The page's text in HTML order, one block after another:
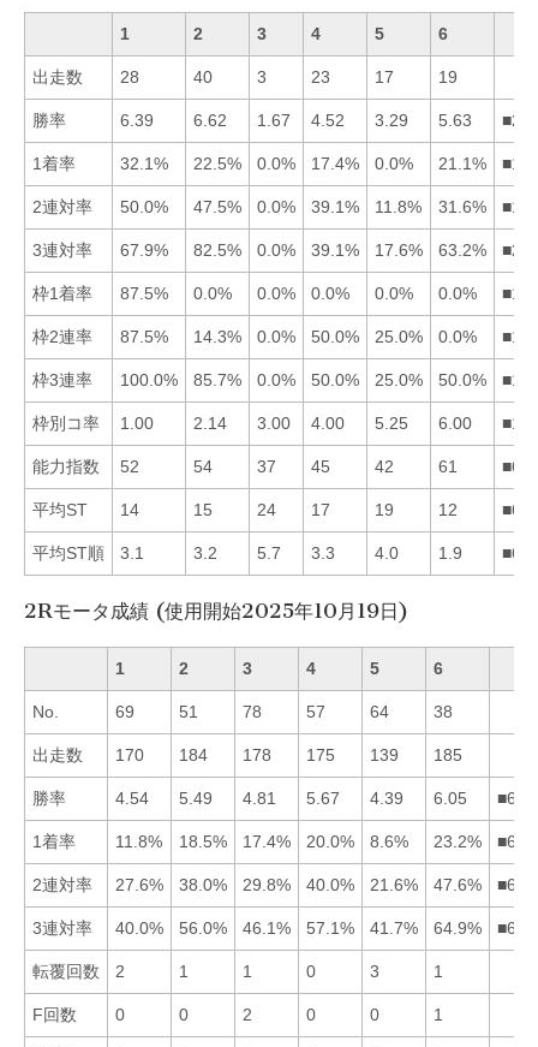
1 2 3 4 5 6
出走数 28 40 3 23 17 19
勝率 6.39 6.62 1.67 4.52 3.29 5.63
1着率 32.1% 22.5% 0.0% 17.4% 0.0% 21.1%
2連対率 50.0% 47.5% 0.0% 39.1% 11.8% 31.6%
3連対率 67.9% 82.5% 0.0% 39.1% 17.6% 63.2%
枠1着率 87.5% 0.0% 0.0% 0.0% 0.0% 0.0%
枠2連率 87.5% 14.3% 0.0% 50.0% 25.0% 0.0%
枠3連率 100.0% 85.7% 0.0% 50.0% 25.0% 50.0%
枠別コ率 1.00 2.14 3.00 4.00 5.25 6.00
能力指数 52 54 37 45 42 61
平均ST 14 15 24 17 19 12
平均ST順 3.1 3.2 5.7 3.3 4.0 1.9
2Rモータ成績 (使用開始2025年10月19日)
1 2 3 4 5 6
No. 69 51 78 57 64 38
出走数 170 184 178 175 139 185
勝率 4.54 5.49 4.81 5.67 4.39 6.05
1着率 11.8% 18.5% 17.4% 20.0% 8.6% 23.2%
2連対率 27.6% 38.0% 29.8% 40.0% 21.6% 47.6%
3連対率 40.0% 56.0% 46.1% 57.1% 41.7% 64.9%
転覆回数 2 1 1 0 3 1
F回数 0 0 2 0 0 1